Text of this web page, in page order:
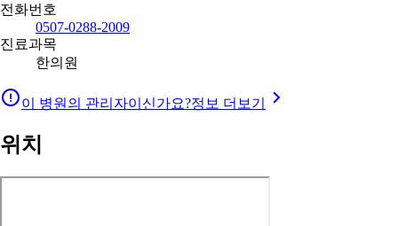
전화번호
0507-0288-2009
진료과목
한의원
이 병원의 관리자이신가요?정보 더보기
위치